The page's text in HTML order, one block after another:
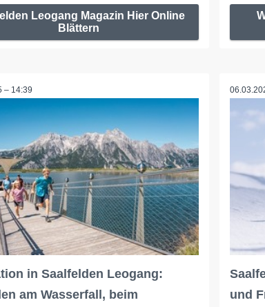
Leogang Magazin Hier Online
Blättern
– 14:39
in Saalfelden Leogang:
am Wasserfall, beim
und